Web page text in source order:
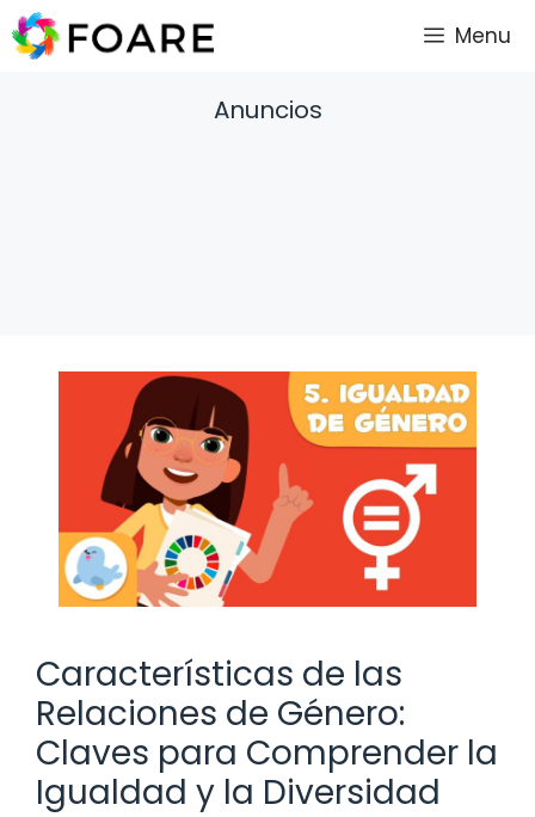
Saltar
al
Menu
Anuncios
Características de las
Relaciones de Género:
Claves para Comprender la
Igualdad y la Diversidad